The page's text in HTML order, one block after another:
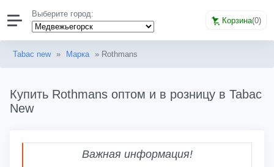
Выберите город:
Корзина(0)
Tabac new » Марка » Rothmans
Купить Rothmans оптом и в розницу в Tabac
New
Важная информация!